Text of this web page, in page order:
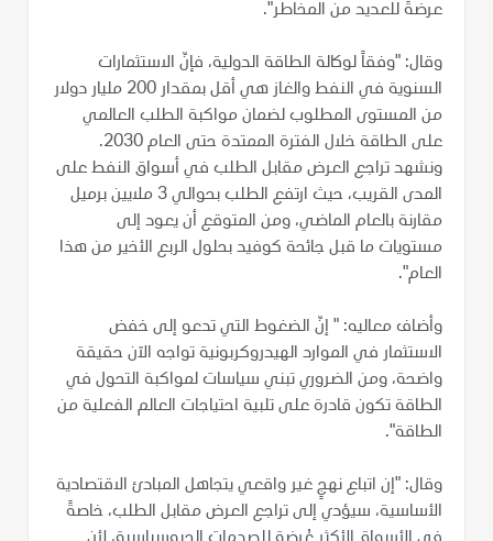
عرضةً للعديد من المخاطر".
وقال: "وفقاً لوكالة الطاقة الدولية، فإنّ الاستثمارات
السنوية في النفط والغاز هي أقل بمقدار 200 مليار دولار
من المستوى المطلوب لضمان مواكبة الطلب العالمي
على الطاقة خلال الفترة الممتدة حتى العام 2030.
ونشهد تراجع العرض مقابل الطلب في أسواق النفط على
المدى القريب، حيث ارتفع الطلب بحوالي 3 ملايين برميل
مقارنة بالعام الماضي، ومن المتوقع أن يعود إلى
مستويات ما قبل جائحة كوفيد بحلول الربع الأخير من هذا
العام".
وأضاف معاليه: " إنّ الضغوط التي تدعو إلى خفض
الاستثمار في الموارد الهيدروكربونية تواجه الآن حقيقة
واضحة، ومن الضروري تبني سياسات لمواكبة التحول في
الطاقة تكون قادرة على تلبية احتياجات العالم الفعلية من
الطاقة".
وقال: "إن اتباع نهجٍ غير واقعي يتجاهل المبادئ الاقتصادية
الأساسية، سيؤدي إلى تراجع العرض مقابل الطلب، خاصةً